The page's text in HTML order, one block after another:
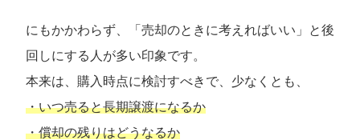
にもかかわらず、「売却のときに考えればいい」と後
回しにする人が多い印象です。
本来は、購入時点に検討すべきで、少なくとも、
・いつ売ると長期譲渡になるか
・償却の残りはどうなるか